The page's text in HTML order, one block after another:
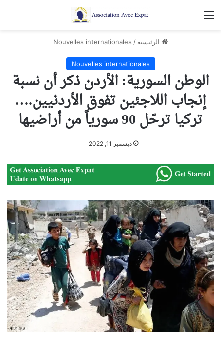
القائمة
الرئيسية /
Nouvelles internationales
Nouvelles internationales
الوطن السورية: الأردن ذكر أن نسبة
إنجاب اللاجئين تفوق الأردنيين.…
تركيا ترحّل 90 سورياً من أراضيها
ديسمبر 11, 2022